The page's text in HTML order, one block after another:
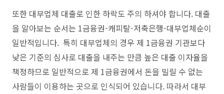
또한 대부업체 대출로 인한 하락도 주의 하셔야 합니다. 대출
을 알아보는 순서는 1금융권-캐피탈-저축은행-대부업체순이
일반적입니다. 특히 대부업체의 경우 제 1금융권 기관보다
낮은 기준의 심사로 대출을 내주는 만큼 높은 대출 이자율을
책정하므로 일반적으로 제 1금융권에서 돈을 빌릴 수 없는
사람들이 이용하는 곳으로 인식되어 있습니다. 따라서 대부